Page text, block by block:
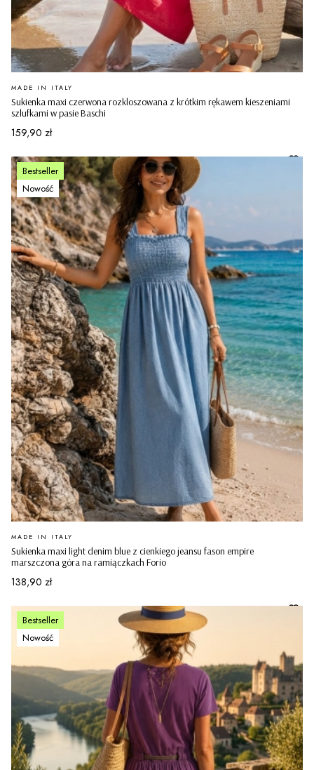
Sukienka maxi czerwona rozkloszowana z krótkim rękawem kieszeniami
szlufkami w pasie Baschi
PRODUCENT
MADE IN ITALY
Cena
159,90 zł
Bestseller
Nowość
Sukienka maxi light denim blue z cienkiego jeansu fason empire
marszczona góra na ramiączkach Forio
PRODUCENT
MADE IN ITALY
Cena
138,90 zł
Bestseller
Nowość